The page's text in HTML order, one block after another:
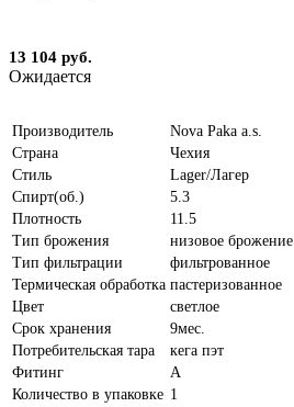
13 104 руб.
Ожидается
Производитель
Nova Paka a.s.
Страна
Чехия
Стиль
Lager/Лагер
Спирт(об.)
5.3
Плотность
11.5
Тип брожения
низовое брожение
Тип фильтрации
фильтрованное
Термическая обработка пастеризованное
Цвет
светлое
Срок хранения
9мес.
Потребительская тара
кега пэт
Фитинг
A
Количество в упаковке 1